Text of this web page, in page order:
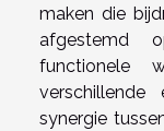
maken die
afgestemd
functionele
synergie